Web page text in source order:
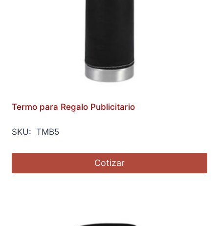
Termo para Regalo Publicitario
SKU: TMB5
Cotizar